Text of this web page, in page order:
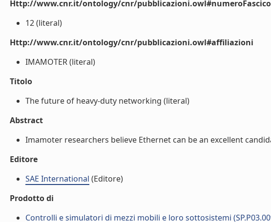
Http://www.cnr.it/ontology/cnr/
12 (literal)
Http://www.cnr.it/ontology/cnr/pubblicazioni.owl#affiliazioni
IMAMOTER (literal)
Titolo
The future of heavy-duty networking (literal)
Abstract
Imamoter researchers believe Ethernet can be an excellent
Editore
SAE International (Editore)
Prodotto di
Controlli e simulatori di mezzi mobili e loro sottosistemi